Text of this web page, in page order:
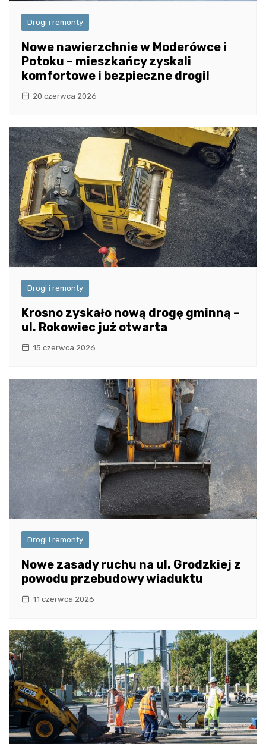
Drogi i remonty
Nowe nawierzchnie w Moderówce i
Potoku – mieszkańcy zyskali
komfortowe i bezpieczne drogi!
20 czerwca 2026
Drogi i remonty
Krosno zyskało nową drogę gminną –
ul. Rokowiec już otwarta
15 czerwca 2026
Drogi i remonty
Nowe zasady ruchu na ul. Grodzkiej z
powodu przebudowy wiaduktu
11 czerwca 2026